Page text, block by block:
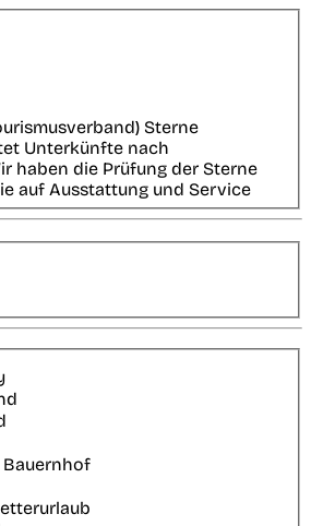
Sterne
Unterkünfte nach
haben die Prüfung der Sterne
auf Ausstattung und Service
Bauernhof